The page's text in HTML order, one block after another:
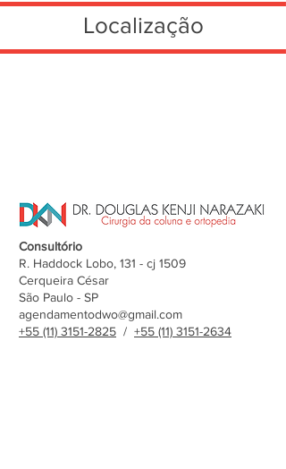
Localização
Consultório
R. Haddock Lobo, 131 - cj 1509
Cerqueira César
São Paulo - SP
agendamentodwo@gmail.com
+55 (11) 3151-2825 / +55 (11) 3151-2634